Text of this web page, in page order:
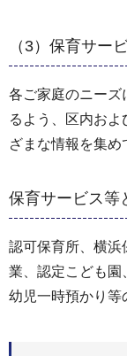
（3）保育サー
各ご家庭のニーズ
るよう、区内およ
ざまな情報を集め
保育サービス
認可保育所、横浜
業、認定こども園
幼児一時預かり等